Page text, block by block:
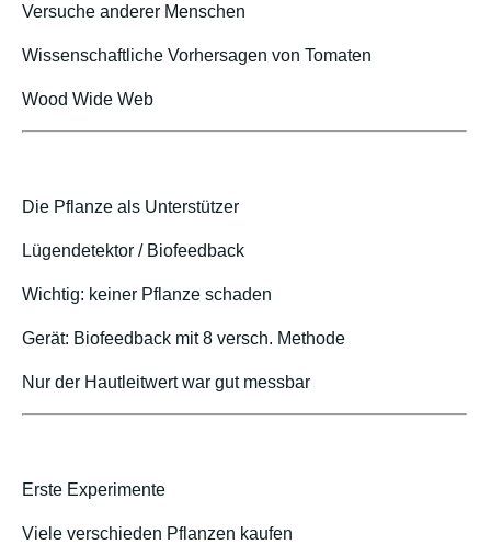
Versuche anderer Menschen
Wissenschaftliche Vorhersagen von Tomaten
Wood Wide Web
Die Pflanze als Unterstützer
Lügendetektor / Biofeedback
Wichtig: keiner Pflanze schaden
Gerät: Biofeedback mit 8 versch. Methode
Nur der Hautleitwert war gut messbar
Erste Experimente
Viele verschieden Pflanzen kaufen